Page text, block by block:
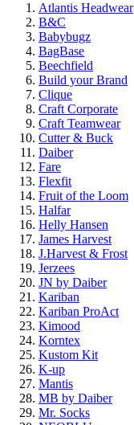
Atlantis Headwear
B&C
Babybugz
BagBase
Beechfield
Build your Brand
Clique
Craft Corporate
Craft Teamwear
Cutter & Buck
Daiber
Fare
Flexfit
Fruit of the Loom
Halfar
Helly Hansen
James Harvest
J.Harvest & Frost
Jerzees
JN by Daiber
Kariban
Kariban ProAct
Kimood
Korntex
Kustom Kit
K-up
Mantis
MB by Daiber
Mr. Socks